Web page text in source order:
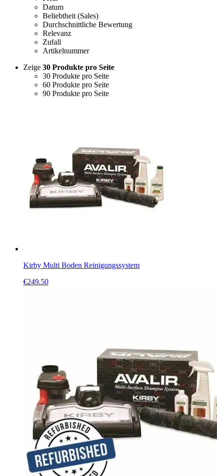
Datum
Beliebtheit (Sales)
Durchschnittliche Bewertung
Relevanz
Zufall
Artikelnummer
Zeige 30 Produkte pro Seite
30 Produkte pro Seite
60 Produkte pro Seite
90 Produkte pro Seite
Kirby Multi Boden Reinigungssystem
€249.50